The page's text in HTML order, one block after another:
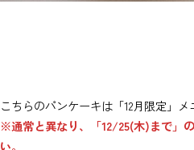
こちらのパンケーキは「12月限定」メ
※通常と異なり、「12/25(木)まで」
い。